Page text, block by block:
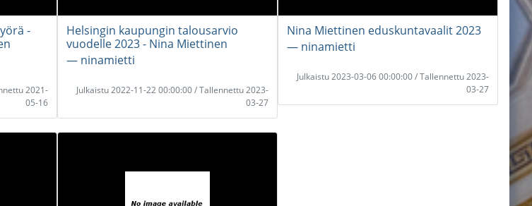
-
2021-
05-16
Helsingin kaupungin talousarvio
vuodelle 2023 - Nina Miettinen
― ninamietti
Julkaistu 2022-11-22 00:00:00 / Tallennettu 2023-
03-27
Nina Miettinen eduskuntavaalit 2023
― ninamietti
Julkaistu 2023-03-06 00:00:00 / Tallennettu 2023-
03-27